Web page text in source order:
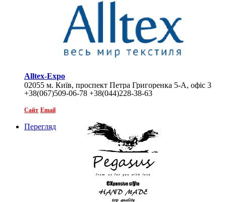
Alltex-Expo
02055 м. Київ, проспект Петра Григоренка 5-А, офіс 3
+38(067)509-06-78 +38(044)228-38-63
Сайт Email
Перегляд